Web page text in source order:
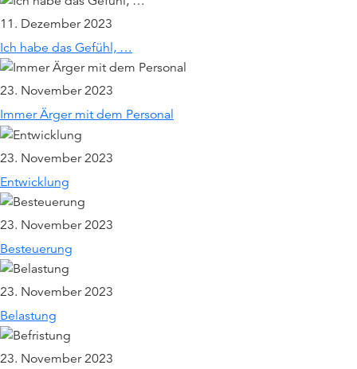
11. Dezember 2023
Ich habe das Gefühl, …
23. November 2023
Immer Ärger mit dem Personal
23. November 2023
Entwicklung
23. November 2023
Besteuerung
23. November 2023
Belastung
23. November 2023